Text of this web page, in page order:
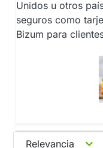
Unidos u otros
seguros como
Bizum para
Relevancia expand_more